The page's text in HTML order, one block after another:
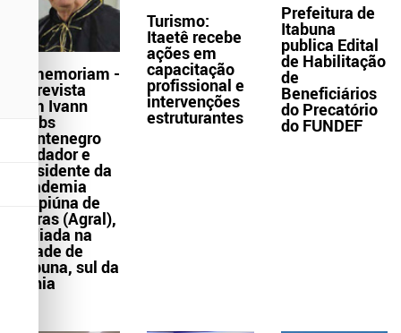
In memoriam -
Entrevista
com Ivann
Krebs
Montenegro
fundador e
presidente da
Academia
Grapiúna de
Letras (Agral),
sediada na
cidade de
Itabuna, sul da
Bahia
Turismo:
Itaetê recebe
ações em
capacitação
profissional e
intervenções
estruturantes
Prefeitura de
Itabuna
publica Edital
de Habilitação
de
Beneficiários
do Precatório
do FUNDEF